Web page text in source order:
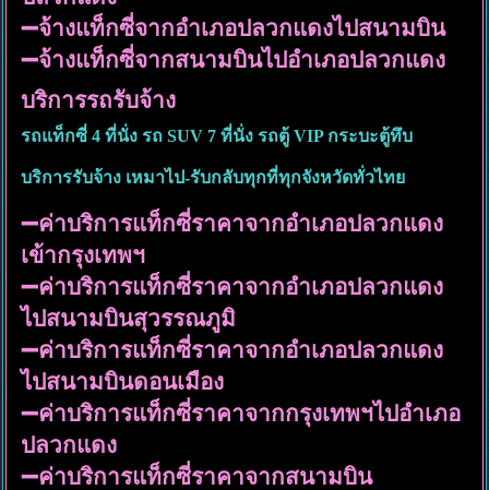
➖จ้างแท็กซี่จากอำเภอปลวกแดงไปสนามบิน
➖จ้างแท็กซี่จากสนามบินไปอำเภอปลวกแดง
บริการรถรับจ้าง
รถแท็กซี่ 4 ที่นั่ง รถ SUV 7 ที่นั่ง รถตู้ VIP กระบะตู้ทึบ
บริการรับจ้าง เหมาไป-รับกลับทุกที่ทุกจังหวัดทั่วไทย
➖ค่าบริการแท็กซี่ราคาจากอำเภอปลวกแดง
เข้ากรุงเทพฯ
➖ค่าบริการแท็กซี่ราคาจากอำเภอปลวกแดง
ไปสนามบินสุวรรณภูมิ
➖ค่าบริการแท็กซี่ราคาจากอำเภอปลวกแดง
ไปสนามบินดอนเมือง
➖ค่าบริการแท็กซี่ราคาจากกรุงเทพฯไปอำเภอ
ปลวกแดง
➖ค่าบริการแท็กซี่ราคาจากสนามบิน